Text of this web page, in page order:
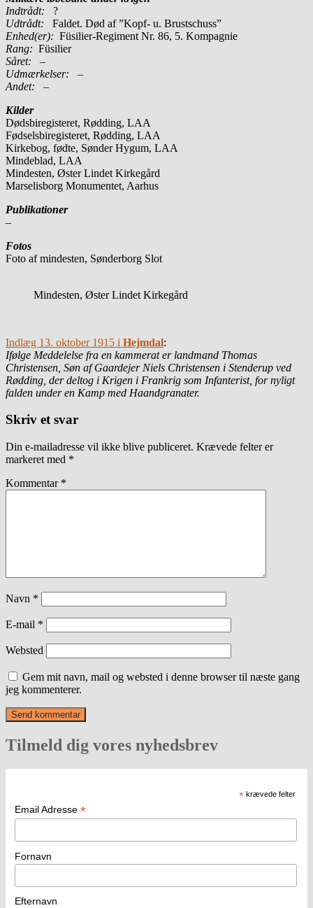
Indtrådt: ?
Udtrådt: Faldet. Død af ”Kopf- u. Brustschuss”
Enhed(er): Füsilier-Regiment Nr. 86, 5. Kompagnie
Rang: Füsilier
Såret: –
Udmærkelser: –
Andet: –
Kilder
Dødsbiregisteret, Rødding, LAA
Fødselsbiregisteret, Rødding, LAA
Kirkebog, fødte, Sønder Hygum, LAA
Mindeblad, LAA
Mindesten, Øster Lindet Kirkegård
Marselisborg Monumentet, Aarhus
Publikationer
–
Fotos
Foto af mindesten, Sønderborg Slot
Mindesten, Øster Lindet Kirkegård
Indlæg 13. oktober 1915 i Hejmdal:
Ifølge Meddelelse fra en kammerat er landmand Thomas
Christensen, Søn af Gaardejer Niels Christensen i Stenderup ved
Rødding, der deltog i Krigen i Frankrig som Infanterist, for nyligt
falden under en Kamp med Haandgranater.
Skriv et svar
Din e-mailadresse vil ikke blive publiceret. Krævede felter er
markeret med *
Kommentar *
Navn *
E-mail *
Websted
Gem mit navn, mail og websted i denne browser til næste gang
jeg kommenterer.
Tilmeld dig vores nyhedsbrev
* krævede felter
Email Adresse *
Fornavn
Efternavn